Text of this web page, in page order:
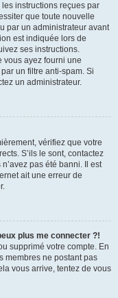
les instructions reçues par
que toute nouvelle
par un administrateur avant
est indiquée lors de
ses instructions.
vous ayez fourni une
un filtre anti-spam. Si
un administrateur.
vérifiez que votre
S’ils le sont, contactez
pas été banni. Il est
ait une erreur de
plus me connecter ?!
supprimé votre compte. En
membres ne postant pas
vous arrive, tentez de vous